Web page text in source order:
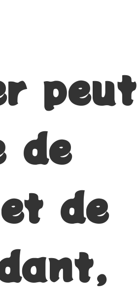
peut
de
de